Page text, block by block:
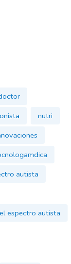
nutri
autista
espectro autista